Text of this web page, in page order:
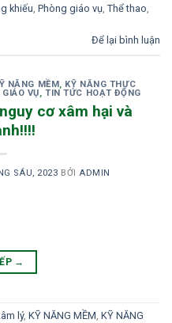
khiếu, Phòng giáo vụ, Thể thao,
Để lại bình luận
NĂNG MỀM, KỸ NĂNG THỰC
VỤ,TIN TỨC HOẠT ĐỘNG
cơ xâm hại và
SÁU, 2023 BỞI ADMIN
→
lý, KỸ NĂNG MỀM KỸ NĂNG